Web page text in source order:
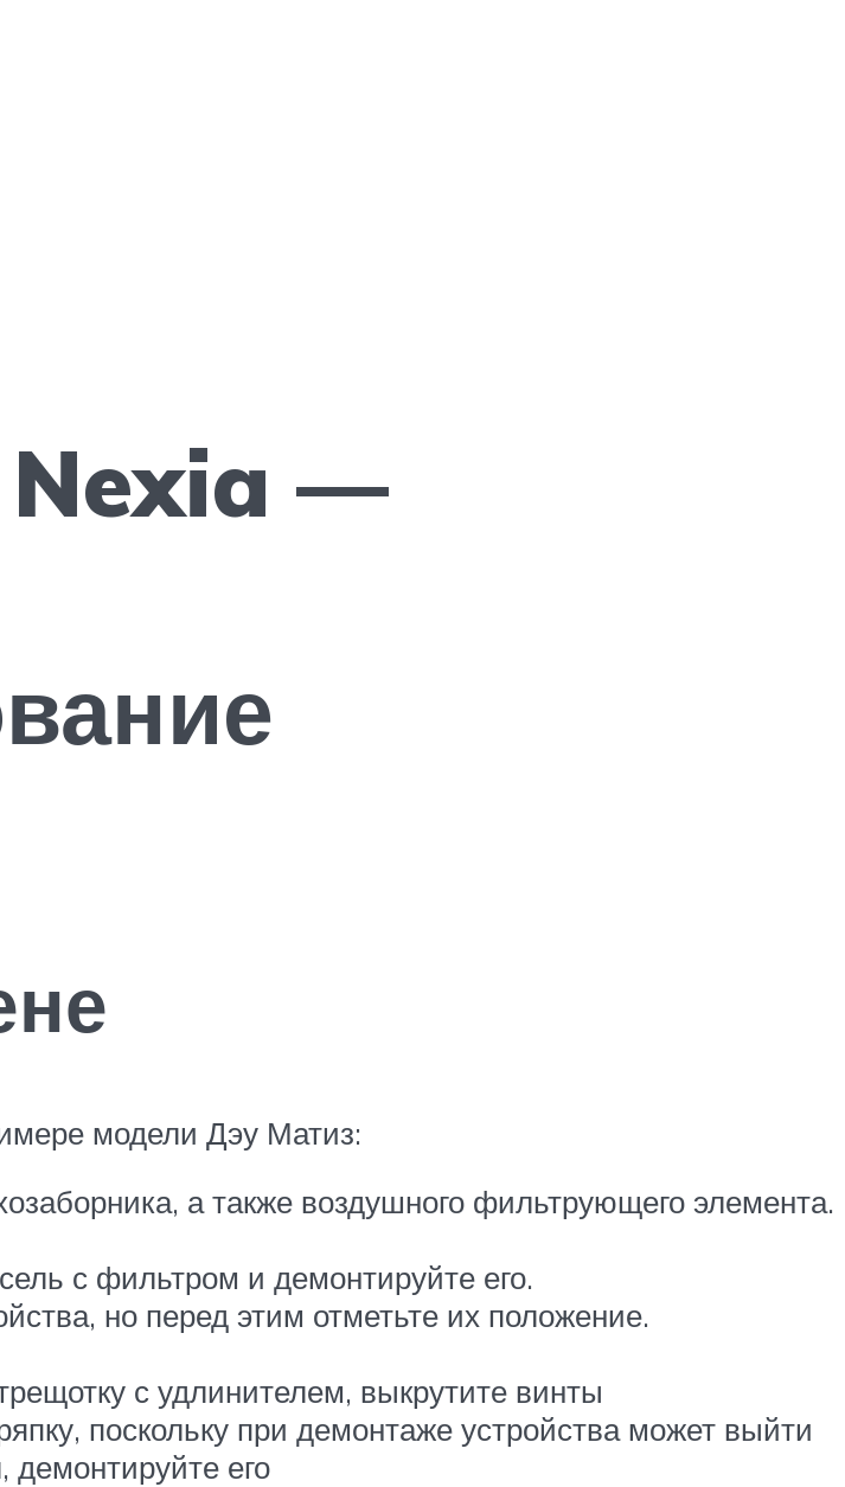
Nexia —
модели Дэу Матиз:
а также воздушного фильтрующего элемента.
с фильтром и демонтируйте его.
но перед этим отметьте их положение.
с удлинителем, выкрутите винты
поскольку при демонтаже устройства может выйти
демонтируйте его